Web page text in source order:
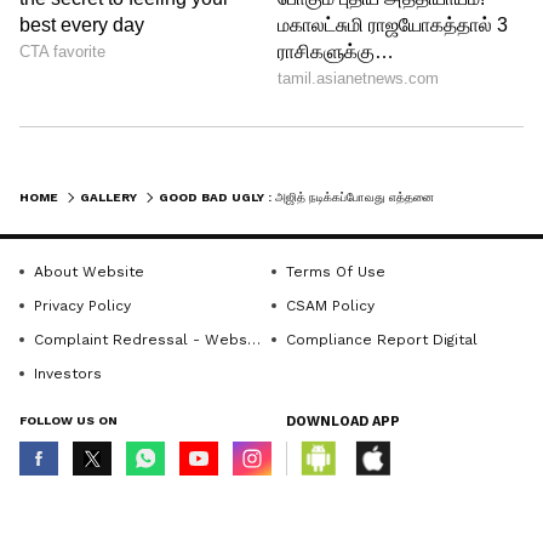
HOME GALLERY
About Website
Terms Of Use
Privacy Policy
CSAM Policy
Complaint Redressal - Website
Compliance Report Digital
Investors
FOLLOW US ON DOWNLOAD APP